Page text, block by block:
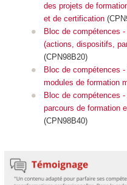
des projets de
et de certification
Bloc de compétences
(actions, dispositifs,
(CPN98B20)
Bloc de compétences -
modules de formation
Bloc de compétences
parcours de formation
(CPN98B40)